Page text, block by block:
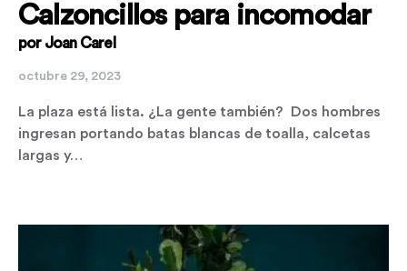
Calzoncillos para incomodar
por Joan Carel
octubre 29, 2023
La plaza está lista. ¿La gente también? Dos hombres
ingresan portando batas blancas de toalla, calcetas
largas y…